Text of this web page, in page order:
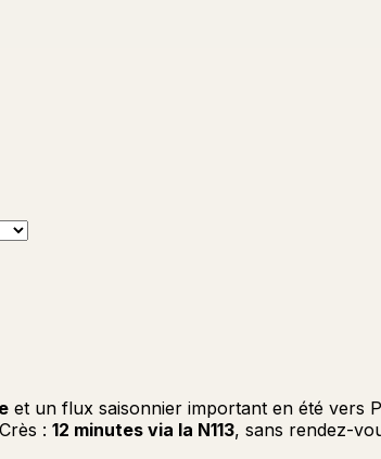
et un flux saisonnier important en été vers
: 12 minutes via la N113, sans rendez-